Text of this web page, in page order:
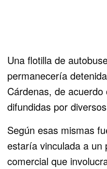
Una flotilla de
permanecería
Cárdenas, de
difundidas por
Según esas mismas
estaría vinculada a un
comercial que